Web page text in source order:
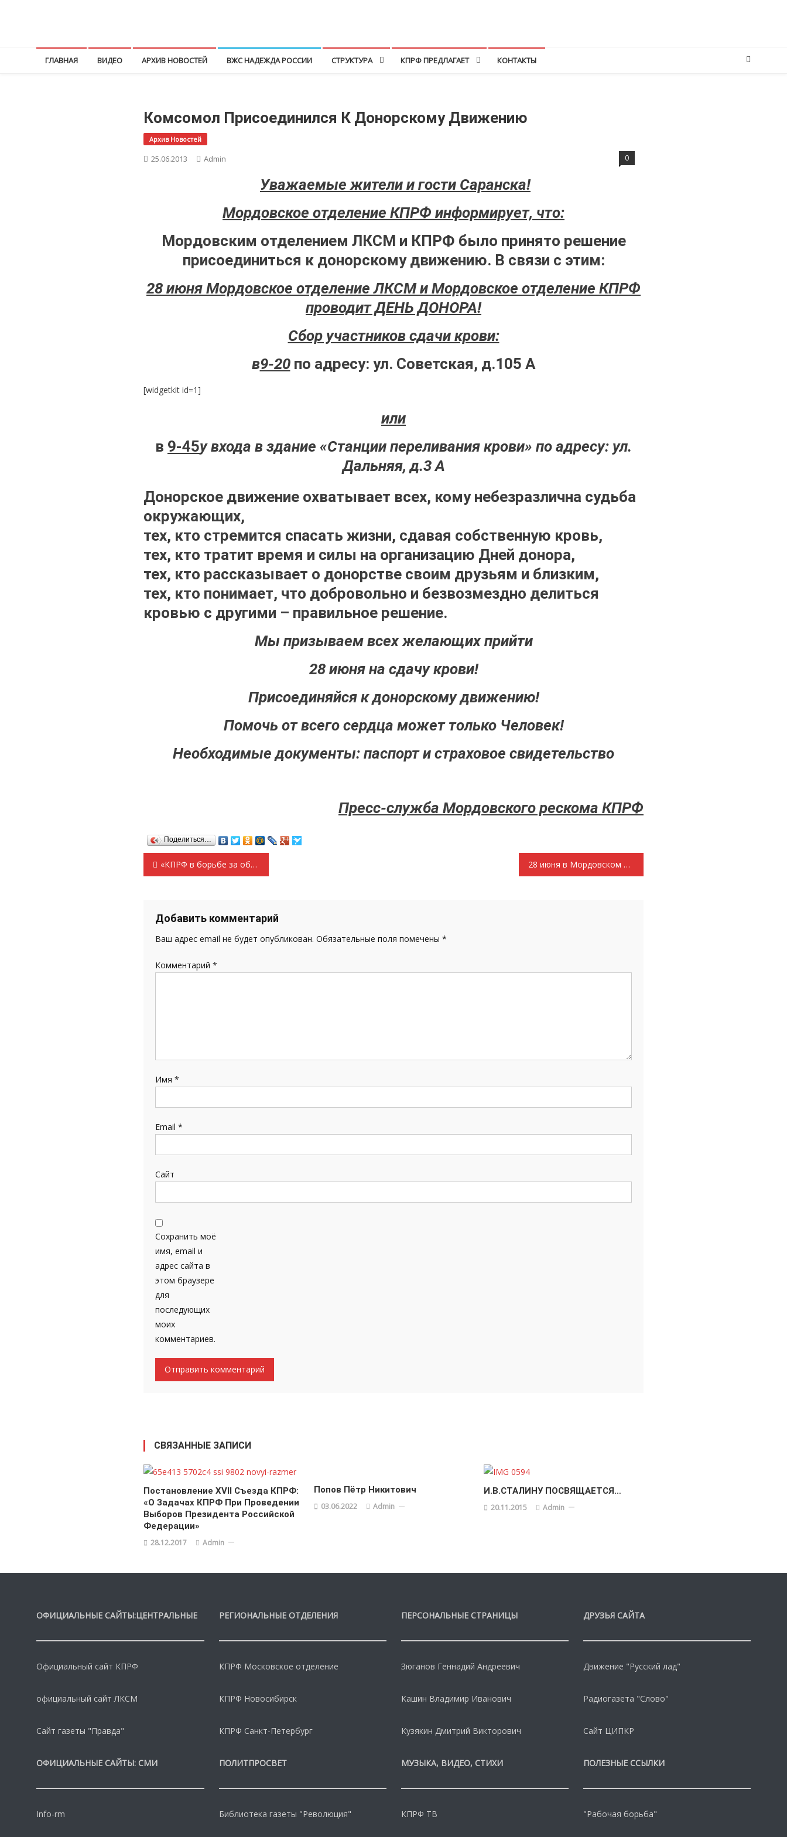
ГЛАВНАЯ ВИДЕО АРХИВ НОВОСТЕЙ ВЖС НАДЕЖДА РОССИИ СТРУКТУРА КПРФ ПРЕДЛАГАЕТ КОНТАКТЫ
Комсомол Присоединился К Донорскому Движению
Архив Новостей
25.06.2013 Admin 0
Уважаемые жители и гости Саранска!
Мордовское отделение КПРФ информирует, что:
Мордовским отделением ЛКСМ и КПРФ было принято решение
присоединиться к донорскому движению. В связи с этим:
28 июня Мордовское отделение ЛКСМ и Мордовское отделение КПРФ
проводит ДЕНЬ ДОНОРА!
Сбор участников сдачи крови:
в9-20по адресу: ул. Советская, д.105 А
[widgetkit id=1]
или
в 9-45у входа в здание «Станции переливания крови» по адресу: ул.
Дальняя, д.3 А
Донорское движение охватывает всех, кому небезразлична судьба
окружающих,
тех, кто стремится спасать жизни, сдавая собственную кровь,
тех, кто тратит время и силы на организацию Дней донора,
тех, кто рассказывает о донорстве своим друзьям и близким,
тех, кто понимает, что добровольно и безвозмездно делиться
кровью с другими – правильное решение.
Мы призываем всех желающих прийти
28 июня на сдачу крови!
Присоединяйся к донорскому движению!
Помочь от всего сердца может только Человек!
Необходимые документы: паспорт и страховое свидетельство
Пресс-служба Мордовского рескома КПРФ
Поделиться…
Навигация
записям
«КПРФ в борьбе за обеспечение экологической и продовольственной безопасности России» 28 июня в Мордовском отделении КПРФ прошел день донора
Добавить комментарий
Ваш адрес email не будет опубликован. Обязательные поля помечены *
Комментарий *
Имя *
Email *
Сайт
Сохранить моё
имя, email и
адрес сайта в
этом браузере
для
последующих
моих
комментариев.
СВЯЗАННЫЕ ЗАПИСИ
Постановление XVII Съезда КПРФ:
«О Задачах КПРФ При Проведении
Выборов Президента Российской
Федерации»
28.12.2017 Admin
Попов Пётр Никитович
03.06.2022 Admin
И.В.СТАЛИНУ ПОСВЯЩАЕТСЯ…
20.11.2015 Admin
ОФИЦИАЛЬНЫЕ САЙТЫ:ЦЕНТРАЛЬНЫЕ
Официальный сайт КПРФ
официальный сайт ЛКСМ
Сайт газеты "Правда"
ОФИЦИАЛЬНЫЕ САЙТЫ: СМИ
Info-rm
РЕГИОНАЛЬНЫЕ ОТДЕЛЕНИЯ
КПРФ Московское отделение
КПРФ Новосибирск
КПРФ Санкт-Петербург
ПОЛИТПРОСВЕТ
Библиотека газеты "Революция"
ПЕРСОНАЛЬНЫЕ СТРАНИЦЫ
Зюганов Геннадий Андреевич
Кашин Владимир Иванович
Кузякин Дмитрий Викторович
МУЗЫКА, ВИДЕО, СТИХИ
КПРФ ТВ
ДРУЗЬЯ САЙТА
Движение "Русский лад"
Радиогазета "Слово"
Сайт ЦИПКР
ПОЛЕЗНЫЕ ССЫЛКИ
"Рабочая борьба"